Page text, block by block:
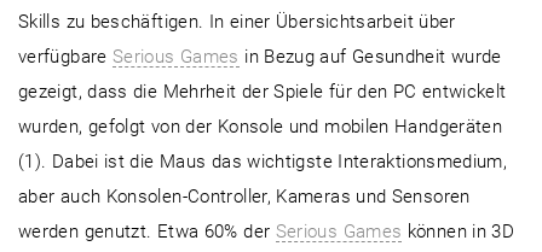
Skills zu beschäftigen. In einer Übersichtsarbeit über
verfügbareSerious Games in Bezug auf Gesundheit wurde
gezeigt, dass die Mehrheit der Spiele für den PC entwickelt
wurden, gefolgt von der Konsole und mobilen Handgeräten
(1). Dabei ist die Maus das wichtigste Interaktionsmedium,
aber auch Konsolen-Controller, Kameras und Sensoren
werden genutzt. Etwa 60% der Serious Games können in 3D